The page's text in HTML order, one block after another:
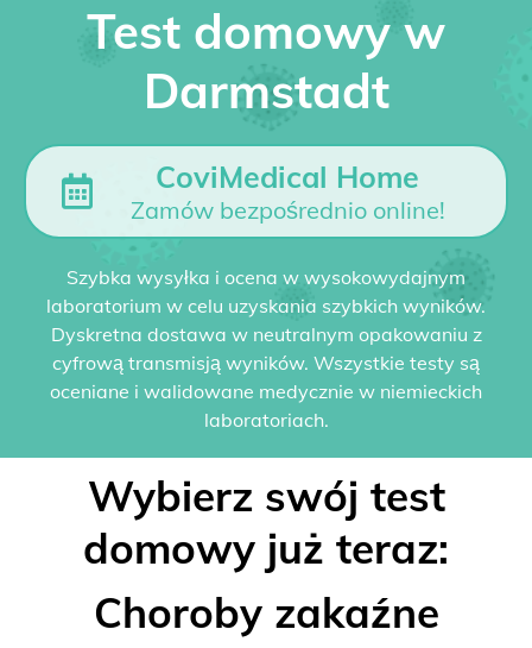
Test domowy w
Darmstadt
CoviMedical Home
Zamów bezpośrednio online!
Szybka wysyłka i ocena w wysokowydajnym
laboratorium w celu uzyskania szybkich wyników.
Dyskretna dostawa w neutralnym opakowaniu z
cyfrową transmisją wyników. Wszystkie testy są
oceniane i walidowane medycznie w niemieckich
laboratoriach.
Wybierz swój test
domowy już teraz:
Choroby zakaźne